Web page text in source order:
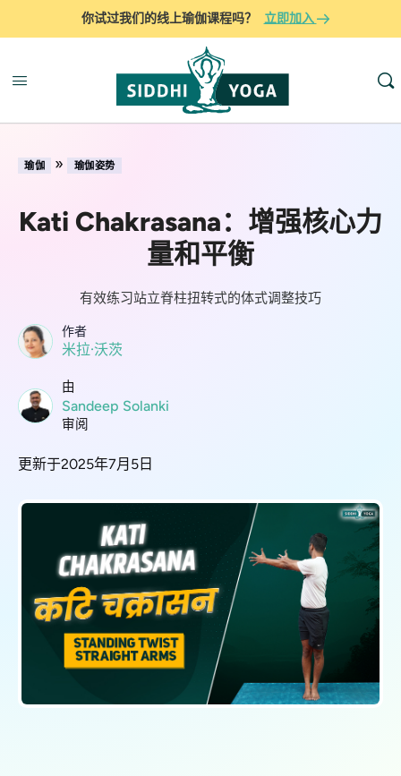
你试过我们的线上瑜伽课程吗？ 立即加入
瑜伽 » 瑜伽姿势
Kati Chakrasana：增强核心力
量和平衡
有效练习站立脊柱扭转式的体式调整技巧
作者
米拉·沃茨
由
Sandeep Solanki
审阅
更新于2025年7月5日